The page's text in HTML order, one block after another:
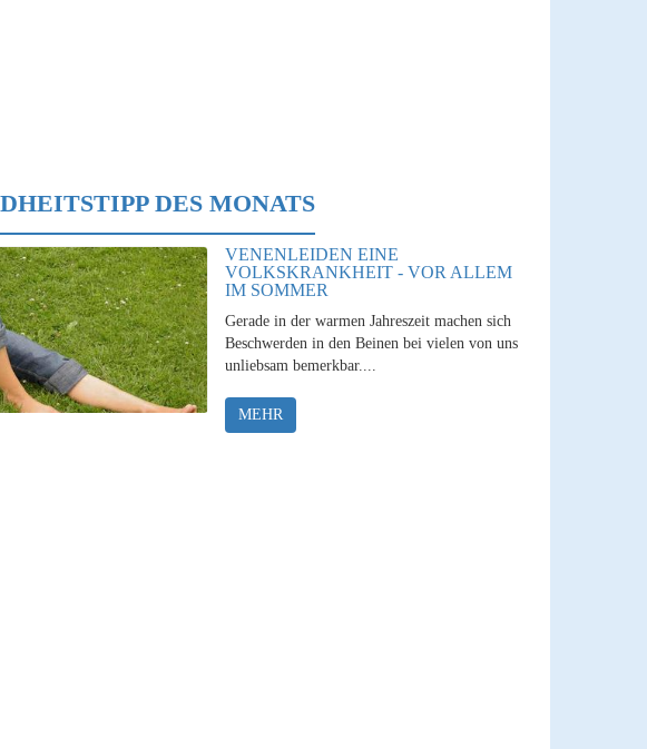
DES MONATS
VENENLEIDEN EINE
VOLKSKRANKHEIT - VOR ALLEM
IM SOMMER
Gerade in der warmen Jahreszeit machen sich
Beschwerden in den Beinen bei vielen von uns
unliebsam bemerkbar....
MEHR